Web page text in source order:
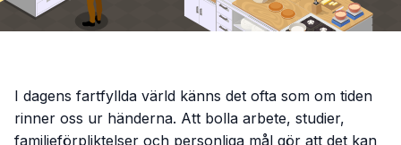
I dagens fartfyllda värld känns det ofta som om tiden
rinner oss ur händerna. Att bolla arbete, studier,
familjeförpliktelser och personliga mål gör att det kan